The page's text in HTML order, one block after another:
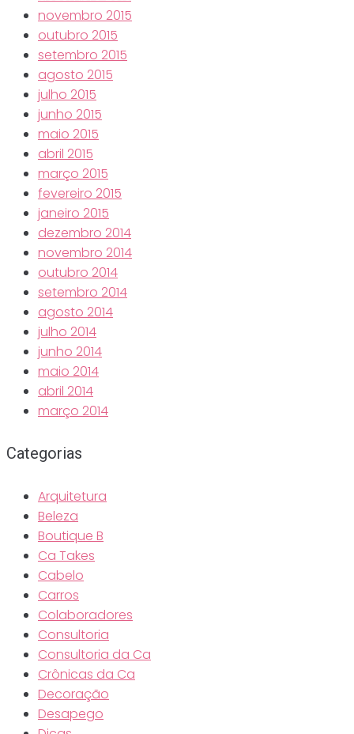
novembro 2015
outubro 2015
setembro 2015
agosto 2015
julho 2015
junho 2015
maio 2015
abril 2015
março 2015
fevereiro 2015
janeiro 2015
dezembro 2014
novembro 2014
outubro 2014
setembro 2014
agosto 2014
julho 2014
junho 2014
maio 2014
abril 2014
março 2014
Categorias
Arquitetura
Beleza
Boutique B
Ca Takes
Cabelo
Carros
Colaboradores
Consultoria
Consultoria da Ca
Crônicas da Ca
Decoração
Desapego